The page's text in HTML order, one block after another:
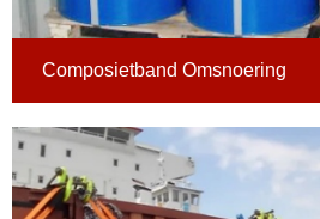
Composietband Omsnoering